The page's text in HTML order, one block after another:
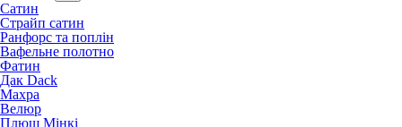
Сатин
Страйп сатин
Ранфорс та поплін
Вафельне полотно
Фатин
Дак Dack
Махра
Велюр
Плюш Мінкі